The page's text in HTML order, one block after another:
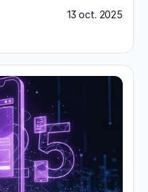
pour enfin
de recherche.
13 oct. 2025